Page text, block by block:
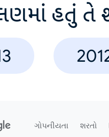
હતું તે
ગોપનીયતા શરતો